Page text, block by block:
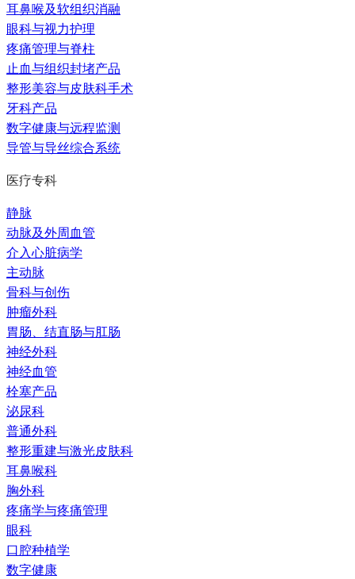
耳鼻喉及软组织消融
眼科与视力护理
疼痛管理与脊柱
止血与组织封堵产品
整形美容与皮肤科手术
牙科产品
数字健康与远程监测
导管与导丝综合系统
医疗专科
静脉
动脉及外周血管
介入心脏病学
主动脉
骨科与创伤
肿瘤外科
胃肠、结直肠与肛肠
神经外科
神经血管
栓塞产品
泌尿科
普通外科
整形重建与激光皮肤科
耳鼻喉科
胸外科
疼痛学与疼痛管理
眼科
口腔种植学
数字健康